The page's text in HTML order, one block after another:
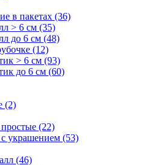
в пакетах (36)
> 6 см (35)
до 6 см (48)
(12)
> 6 см (93)
до 6 см (60)
(2)
(22)
украшением (53)
(46)